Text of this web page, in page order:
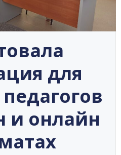
для
и онлайн